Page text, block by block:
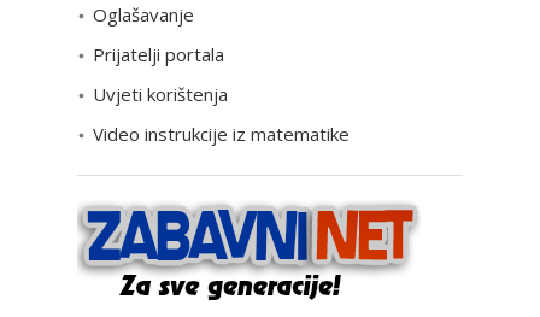
i
j
Oglašavanje
Prijatelji portala
Uvjeti korištenja
Video instrukcije iz matematike